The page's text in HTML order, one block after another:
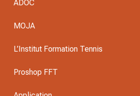
ADOC
MOJA
L’Institut Formation Tennis
Proshop FFT